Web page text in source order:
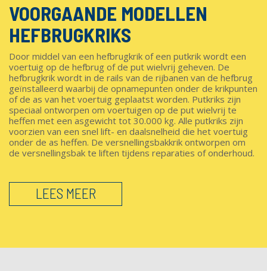
VOORGAANDE MODELLEN
HEFBRUGKRIKS
Door middel van een hefbrugkrik of een putkrik wordt een
voertuig op de hefbrug of de put wielvrij geheven. De
hefbrugkrik wordt in de rails van de rijbanen van de hefbrug
geïnstalleerd waarbij de opnamepunten onder de krikpunten
of de as van het voertuig geplaatst worden. Putkriks zijn
speciaal ontworpen om voertuigen op de put wielvrij te
heffen met een asgewicht tot 30.000 kg. Alle putkriks zijn
voorzien van een snel lift- en daalsnelheid die het voertuig
onder de as heffen. De versnellingsbakkrik ontworpen om
de versnellingsbak te liften tijdens reparaties of onderhoud.
LEES MEER